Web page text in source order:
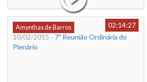
Amynthas de Barros
02:14:27
10/02/2015 - 7ª Reunião Ordinária do
Plenário